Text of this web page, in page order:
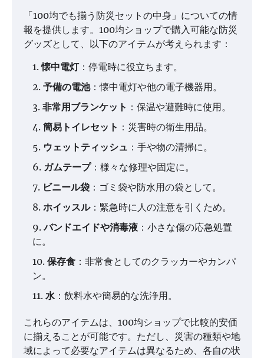
「100均でも揃う防災セットの中身」についての情
報を提供します。100均ショップで購入可能な防災
グッズとして、以下のアイテムが考えられます：
懐中電灯：停電時に役立ちます。
予備の電池：懐中電灯や他の電子機器用。
非常用ブランケット ：保温や避難時に使用。
簡易トイレセット ：災害時の衛生用品。
ウェットティッシュ ：手や物の清掃に。
ガムテープ：様々な修理や固定に。
ビニール袋 ：ゴミ袋や防水用の袋として。
ホイッスル：緊急時に人の注意を引くため。
バンドエイドや消毒液 ：小さな傷の応急処置
に。
保存食 ：非常食としてのクラッカーやカンパ
ン。
水：飲料水や簡易的な洗浄用。
これらのアイテムは、100均ショップで比較的安価
に揃えることが可能です。ただし、災害の種類や地
域によって必要なアイテムは異なるため、各自の状